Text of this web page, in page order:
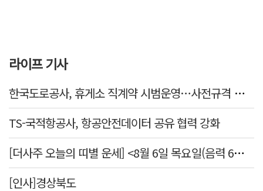
라이프 기사
한국도로공사, 휴게소 직계약 시범운영…사전규격 공개·입찰 착수
TS-국적항공사, 항공안전데이터 공유 협력 강화
[더사주 오늘의 띠별 운세] <8월 6일 목요일(음력 6월24일)>
[인사]경상북도